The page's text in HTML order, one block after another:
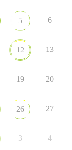
5 6
12 13
19 20
26 27
3 4